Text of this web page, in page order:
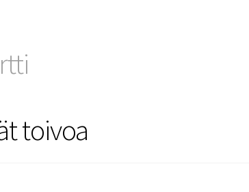
toivoa